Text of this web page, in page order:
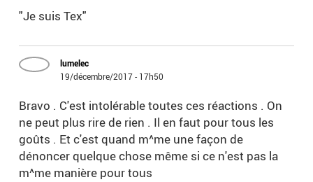
"Je suis Tex"
lumelec
19/décembre/2017 - 17h50
Bravo . C'est intolérable toutes ces réactions . On
ne peut plus rire de rien . Il en faut pour tous les
goûts . Et c'est quand m^me une façon de
dénoncer quelque chose même si ce n'est pas la
m^me manière pour tous